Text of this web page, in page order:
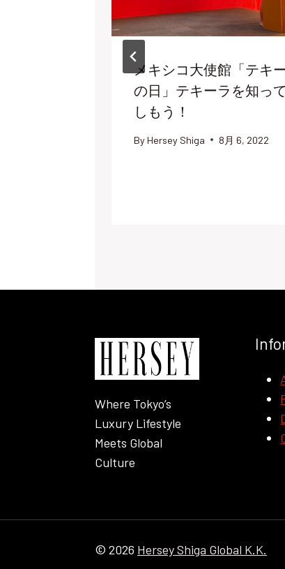
メキシコ大使館「テキ
の日」テキーラを知っ
しもう！
By Hersey Shiga 8月 6, 2022
Where Tokyo’s
Luxury Lifestyle
Meets Global
Culture
© 2026 Hersey Shiga Global K.K.